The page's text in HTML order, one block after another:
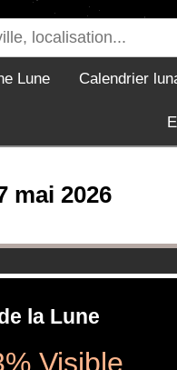
Lune Calendrier
mai 2026
la Lune
Visible